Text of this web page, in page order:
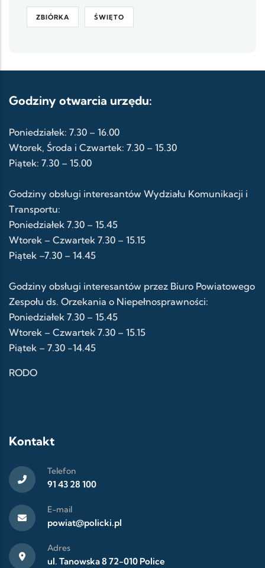
ZBIÓRKA ŚWIĘTO
Godziny otwarcia urzędu:
Poniedziałek: 7.30 – 16.00
Wtorek, Środa i Czwartek: 7.30 – 15.30
Piątek: 7.30 – 15.00
Godziny obsługi interesantów Wydziału Komunikacji i
Transportu:
Poniedziałek 7.30 – 15.45
Wtorek – Czwartek 7.30 – 15.15
Piątek –7.30 – 14.45
Godziny obsługi interesantów przez Biuro Powiatowego
Zespołu ds. Orzekania o Niepełnosprawności:
Poniedziałek 7.30 – 15.45
Wtorek – Czwartek 7.30 – 15.15
Piątek – 7.30 -14.45
RODO
Kontakt
Telefon
91 43 28 100
E-mail
powiat@policki.pl
Adres
ul. Tanowska 8 72-010 Police